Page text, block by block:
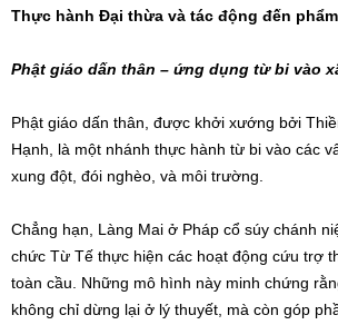
Thực hành Đại thừa và tác động đến
Phật giáo dấn thân – ứng dụng từ bi vào
Phật giáo dấn thân, được khởi xướng bởi
Hạnh, là một nhánh thực hành từ bi vào các
xung đột, đói nghèo, và môi trường.
Chẳng hạn, Làng Mai ở Pháp cổ súy chánh
chức Từ Tế thực hiện các hoạt động cứu trợ
toàn cầu. Những mô hình này minh chứng
không chỉ dừng lại ở lý thuyết, mà còn góp